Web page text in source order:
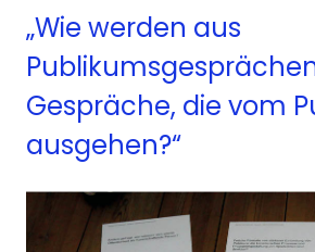
„Wie werden aus
Publikumsgesprä
Gespräche, die vom
ausgehen?“